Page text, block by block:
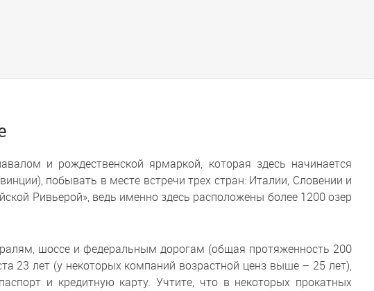
и рождественской ярмаркой, которая здесь начинается
побывать в месте встречи трех стран: Италии, Словении и
Ривьерой», ведь именно здесь расположены более 1200 озер
шоссе и федеральным дорогам (общая протяженность 200
23 лет (у некоторых компаний возрастной ценз выше – 25 лет),
и кредитную карту. Учтите, что в некоторых прокатных